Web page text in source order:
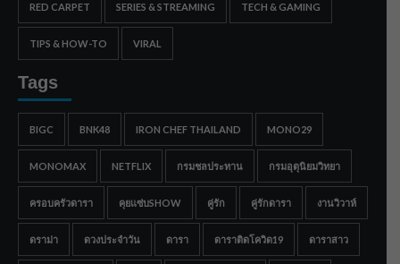
RED CARPET SERIES & STREAMING TECH & GAMING
TIPS & HOW-TO VIRAL
Tags
BIGC BNK48 IRON CHEF THAILAND MONO29
MONOMAX NETFLIX กรมชลประทาน กรมอุตุนิยมวิทยา
ครอบครัวดารา คุยแซ่บSHOW คู่รัก คู่รักดารา งานวิวาห์
ดราม่า ดวงประจำวัน ดารา ดาราติดโควิด19 ดาราสาว